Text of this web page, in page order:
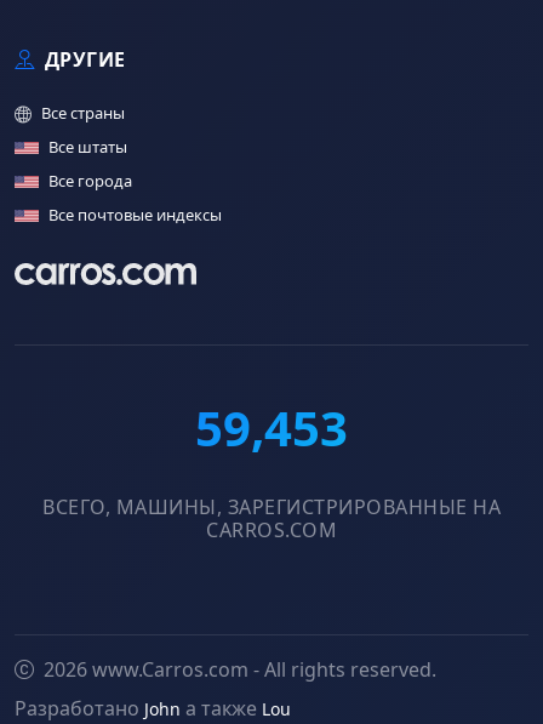
ДРУГИЕ
Все страны
Все штаты
Все города
Все почтовые индексы
59,453
ВСЕГО, МАШИНЫ, ЗАРЕГИСТРИРОВАННЫЕ НА
CARROS.COM
2026 www.Carros.com - All rights reserved.
Разработано John а также Lou